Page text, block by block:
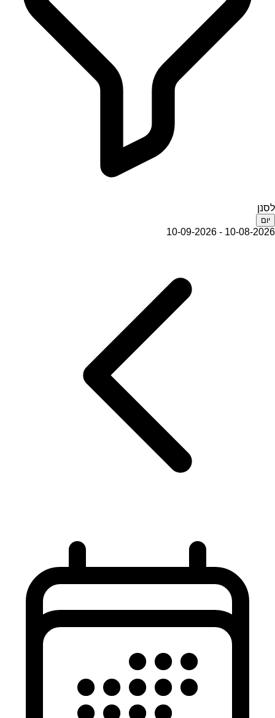
לסנן
יום
10-08-2026 - 10-09-2026